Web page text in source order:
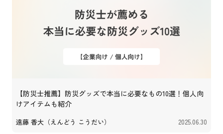
【防災士推薦】防災グッズで本当に必要なもの10選！個人向
けアイテムも紹介
遠藤 香大（えんどう こうだい） 2025.06.30